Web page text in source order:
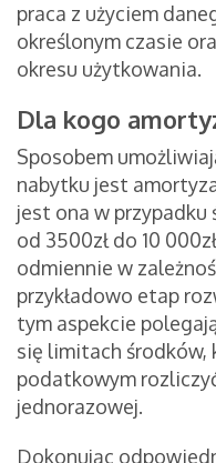
praca z użyciem
określonym czasie
okresu użytkowania.
Dla kogo
Sposobem
nabytku jest
jest ona w przypadku
od 3500zł do 10
odmiennie w
przykładowo etap
tym aspekcie
się limitach środków,
podatkowym
jednorazowej.
Dokonując